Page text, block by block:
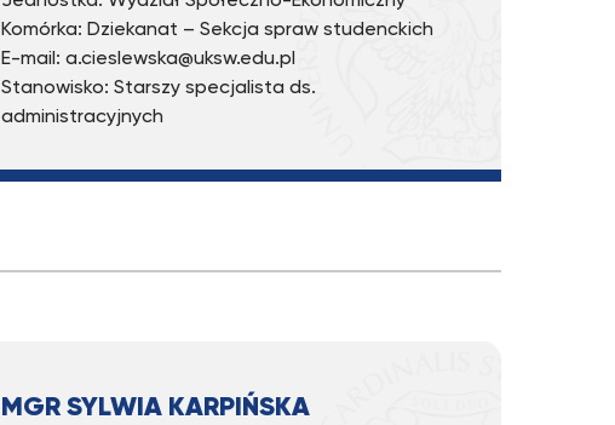
Komórka: Dziekanat – Sekcja spraw studenckich
E-mail: a.cieslewska@uksw.edu.pl
Stanowisko: Starszy specjalista ds.
administracyjnych
MGR SYLWIA KARPIŃSKA